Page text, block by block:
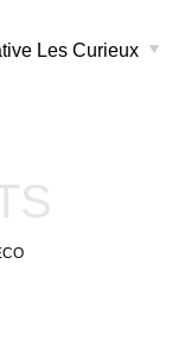
Les Curieux